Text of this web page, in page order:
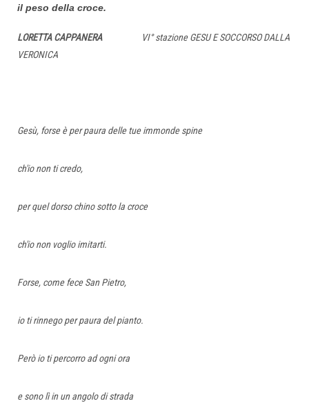
il peso della croce.
LORETTA CAPPANERAVI° stazione GESU E SOCCORSO DALLA
VERONICA
Gesù, forse è per paura delle tue immonde spine
ch'io non ti credo,
per quel dorso chino sotto la croce
ch'io non voglio imitarti.
Forse, come fece San Pietro,
io ti rinnego per paura del pianto.
Però io ti percorro ad ogni ora
e sono lì in un angolo di strada